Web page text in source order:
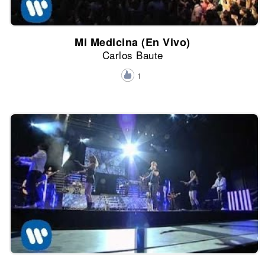
Mi Medicina (En Vivo)
Carlos Baute
1